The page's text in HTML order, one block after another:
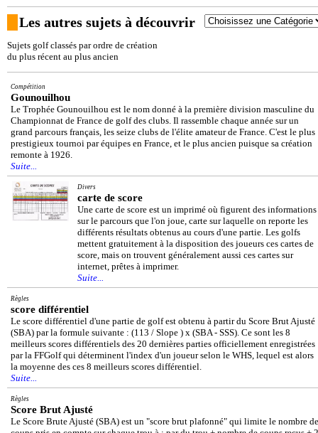
Les autres sujets à découvrir
Sujets golf classés par ordre de création
du plus récent au plus ancien
Compétition
Gounouilhou
Le Trophée Gounouilhou est le nom donné à la première division masculine du
Championnat de France de golf des clubs. Il rassemble chaque année sur un
grand parcours français, les seize clubs de l'élite amateur de France. C'est le plus
prestigieux tournoi par équipes en France, et le plus ancien puisque sa création
remonte à 1926.
Suite...
Divers
carte de score
Une carte de score est un imprimé où figurent des informations
sur le parcours que l'on joue, carte sur laquelle on reporte les
différents résultats obtenus au cours d'une partie. Les golfs
mettent gratuitement à la disposition des joueurs ces cartes de
score, mais on trouvent généralement aussi ces cartes sur
internet, prêtes à imprimer.
Suite...
Règles
score différentiel
Le score différentiel d'une partie de golf est obtenu à partir du Score Brut Ajusté
(SBA) par la formule suivante : (113 / Slope ) x (SBA - SSS). Ce sont les 8
meilleurs scores différentiels des 20 dernières parties officiellement enregistrées
par la FFGolf qui déterminent l'index d'un joueur selon le WHS, lequel est alors
la moyenne des ces 8 meilleurs scores différentiel.
Suite...
Règles
Score Brut Ajusté
Le Score Brute Ajusté (SBA) est un "score brut plafonné" qui limite le nombre de